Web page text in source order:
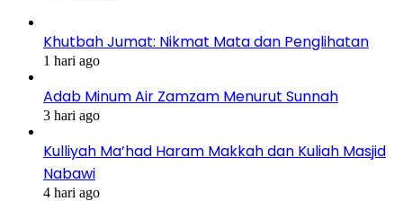
Khutbah Jumat: Nikmat Mata dan Penglihatan
1 hari ago
Adab Minum Air Zamzam Menurut Sunnah
3 hari ago
Kulliyah Ma’had Haram Makkah dan Kuliah Masjid
Nabawi
4 hari ago